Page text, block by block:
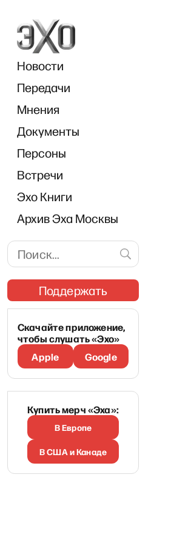
Новости
Передачи
Мнения
Документы
Персоны
Встречи
Эхо Книги
Архив Эха Москвы
Поддержать
Скачайте приложение,
чтобы слушать «Эхо»
Apple
Google
Купить мерч «Эха»:
В Европе
В США и Канаде